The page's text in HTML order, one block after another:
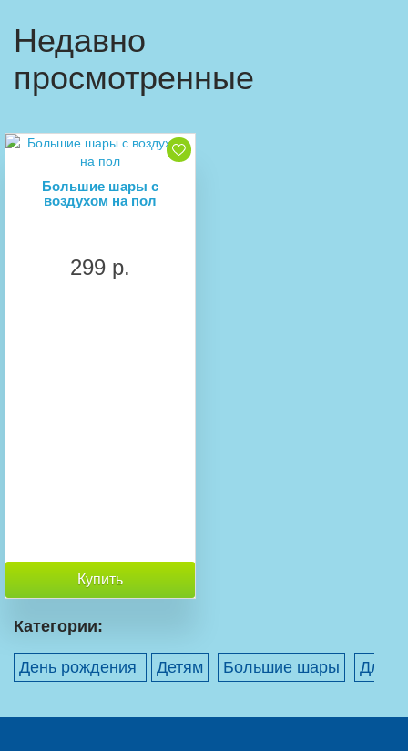
Недавно
просмотренные
Большие шары с
воздухом на пол
299 р.
Купить
Категории:
День рождения Детям Большие шары Для